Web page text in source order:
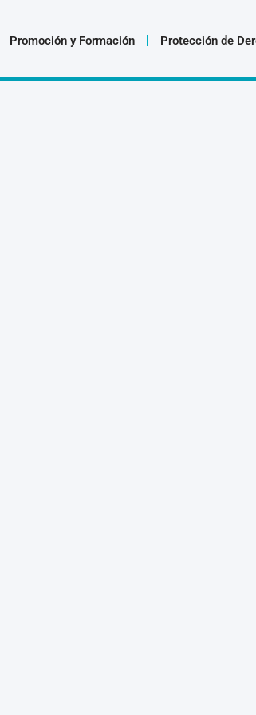
Promoción y Formación Protección de